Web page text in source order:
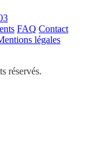
FAQ Contact
légales
réservés.